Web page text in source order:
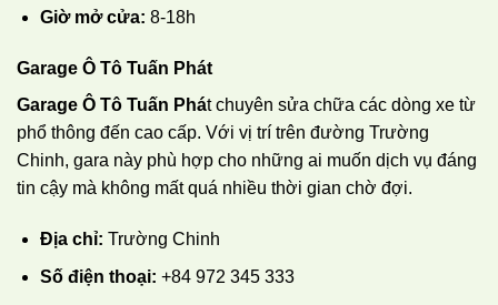
Giờ mở cửa: 8-18h
Garage Ô Tô Tuấn Phát
Garage Ô Tô Tuấn Phát chuyên sửa chữa các dòng xe từ
phổ thông đến cao cấp. Với vị trí trên đường Trường
Chinh, gara này phù hợp cho những ai muốn dịch vụ đáng
tin cậy mà không mất quá nhiều thời gian chờ đợi.
Địa chỉ: Trường Chinh
Số điện thoại: +84 972 345 333